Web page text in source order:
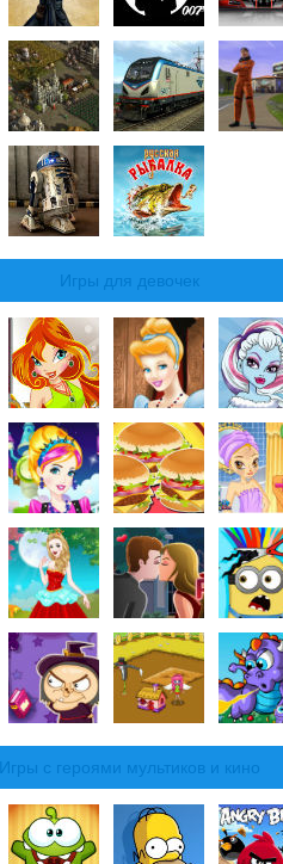
Игры для девочек
Игры с героями мультиков и кино